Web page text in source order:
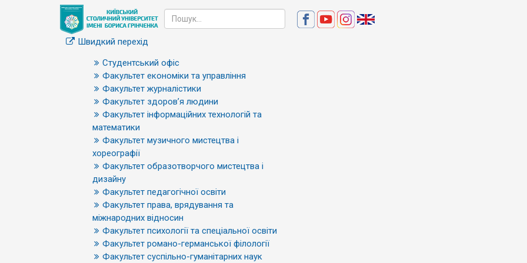
Швидкий перехід
Студентський офіс
Факультет економіки та управління
Факультет журналістики
Факультет здоров’я людини
Факультет інформаційних технологій та
математики
Факультет музичного мистецтва і
хореографії
Факультет образотворчого мистецтва і
дизайну
Факультет педагогічної освіти
Факультет права, врядування та
міжнародних відносин
Факультет психології та спеціальної освіти
Факультет романо-германської філології
Факультет суспільно-гуманітарних наук